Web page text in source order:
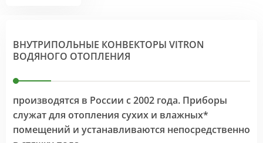
ВНУТРИПОЛЬНЫЕ КОНВЕКТОРЫ VITRON
ВОДЯНОГО ОТОПЛЕНИЯ
производятся в России с 2002 года. Приборы
служат для отопления сухих и влажных*
помещений и устанавливаются непосредственно